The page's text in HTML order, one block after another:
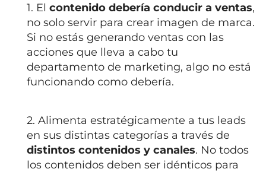
1. El contenido debería conducir a ventas,
no solo servir para crear imagen de marca.
Si no estás generando ventas con las
acciones que lleva a cabo tu
departamento de marketing, algo no está
funcionando como debería.
2. Alimenta estratégicamente a tus leads
en sus distintas categorías a través de
distintos contenidos y canales. No todos
los contenidos deben ser idénticos para